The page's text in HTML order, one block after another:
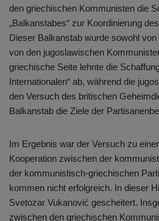
den griechischen Kommunisten die
„Balkanstabes“ zur Koordinierung
Dieser Balkanstab wurde sowohl
von den jugoslawischen
griechische Seite lehnte die
Internationalen“ ab, während die
den Versuch des britischen
Balkanstab die Ziele der
Im Ergebnis war der Versuch zu
Kooperation zwischen der
der kommunistisch-griechischen
kommen nicht erfolgreich. In dieser
Svetozar Vukanović gescheitert.
zwischen den griechischen